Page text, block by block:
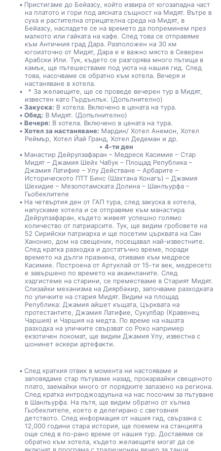
Пристигаме до Бейазсу, който извира от югозападна част
на платото и гори под аясната същност на Мидят. Вътре в
суха и растителна отрицателна среда на Мидят, в
Бейазсу, насладете се на времето да попреминем през
малкото или гайката на кафе. След това се отправяме
към Античния град Дара. Разположен на 30 км
югоизточно от Мидят, Дара е е важно място в Северен
Арабски Или. Тук, където се разгорява много пътища в
камък, ще пътешестваме под уюта на нашия гид. След
това, насочваме се обратно към хотела. Вечеря и
настаняване в хотела.
* За желаещите, ще се проведе вечерен тур в Мидят,
известен като Гърдънлък. (Допълнително)
Закуска: В хотела. Включено в цената на тура.
Обяд: В Мидят. (Допълнително)
Вечеря: В хотела. Включено в цената на тура.
Хотел за настаняване: Мардин/ Хотел Анемон, Хотел
Реймър, Хотел Йай Гранд, Хотел Дедеман и др.
4-ти ден
Манастир Дейрулзафаран – Медресе Касимие – Стар
Мидят – Джамия Шейх Чабук – Площад Република –
Джамия Латифие – Улу Действане – Арбарите –
Историческото ПТТ Бинс (Шахтана Конагъ) – Джамия
Шехидие – Мезопотамската Долина – Шанлъурфа –
Гьобеклитепе
На четвъртия ден от ГАП тура, след закуска в хотела,
напускаме хотела и се отправяме към манастира
Дейрулзафаран, където живеят успешно голямо
количество от патриарсите. Тук, ще видим гробовете на
52 Сирийски патриарха и ще посетим църквата на Сан
Ханонио, дом на свещеник, посещавал най-известните.
След кратка разходка и достатъчно време, поради
времето на дълги празнина, отиваме към медресе
Касимие. Построена от Артуклай от 15-ти век, медресето
е завършено по времето на акаинланите. След
хэдгистеме на старини, се преместваме в Старият Мидят.
Слизайки механизма на Диярбәкир, започваме разходката
по уличките на стария Мидят. Видим на площад
Република: Джамия айшет къщата, Църквата на
протестантите, Джамия Латифие, Сукулбар (Кравенец
Чаршия) и Чаршия на медта. По време на нашата
разходка на уличките свързват со Роко например
екзотичен локомат, ще видим Джамия Улу, известна с
шонинет әскери артефакти.
След краткия отвик в момента ни настояваме и
заповядаме стар пътуваме назад, прокарвайки свещеното
плато, заемайки много от порядките запазено на региона.
След кратка интроджоздульна на нас посочим за пътуване
в Шанлъурфа. На пътя, ще видим обратно от хълма
Гьобеклитепе, което е делегирано с световния
детството. След информация от нашия гид, свързана с
12,000 години стара история, ще поемем на станцията
още след в по-рано време от нашия тур. Доставяме се
обратно към хотела, където желаещите могат да се